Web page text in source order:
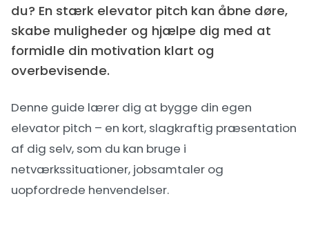
du? En stærk elevator pitch kan åbne døre,
skabe muligheder og hjælpe dig med at
formidle din motivation klart og
overbevisende.
Denne guide lærer dig at bygge din egen
elevator pitch – en kort, slagkraftig præsentation
af dig selv, som du kan bruge i
netværkssituationer, jobsamtaler og
uopfordrede henvendelser.